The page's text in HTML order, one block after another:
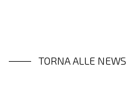
TORNA ALLE NEWS